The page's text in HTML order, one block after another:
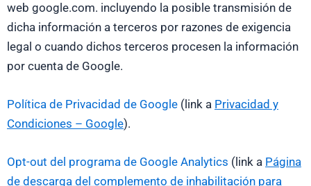
web google.com. incluyendo la posible transmisión de
dicha información a terceros por razones de exigencia
legal o cuando dichos terceros procesen la información
por cuenta de Google.
Política de Privacidad de Google (link a Privacidad y
Condiciones – Google).
Opt-out del programa de Google Analytics (link a Página
de descarga del complemento de inhabilitación para